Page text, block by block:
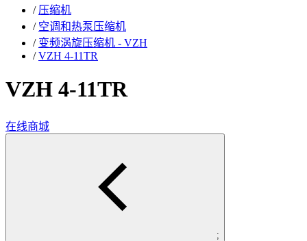
/ 压缩机
/ 空调和热泵压缩机
/ 变频涡旋压缩机 - VZH
/ VZH 4-11TR
VZH 4-11TR
在线商城
;